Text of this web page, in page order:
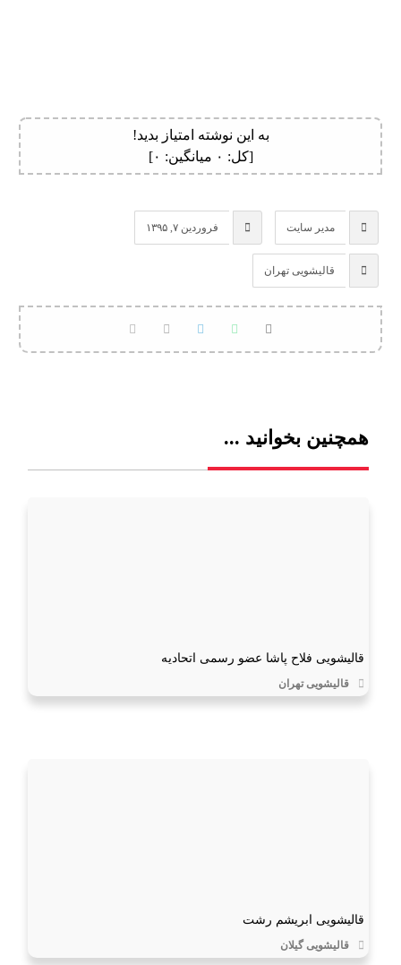
به این نوشته امتیاز بدید!
[کل: ۰ میانگین: ۰]
مدیر سایت فروردین ۷, ۱۳۹۵
قالیشویی تهران
همچنین بخوانید ...
قالیشویی فلاح پاشا عضو رسمی اتحادیه
قالیشویی تهران
قالیشویی ابریشم رشت
قالیشویی گیلان